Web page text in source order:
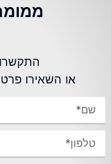
התקשרו
או השאירו